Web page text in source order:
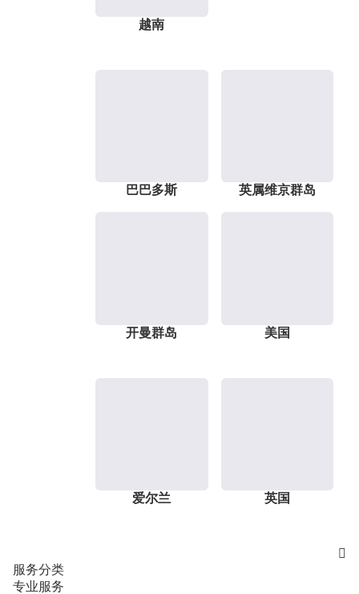
越南
巴巴多斯 英属维京群岛
开曼群岛 美国
爱尔兰 英国

服务分类
专业服务